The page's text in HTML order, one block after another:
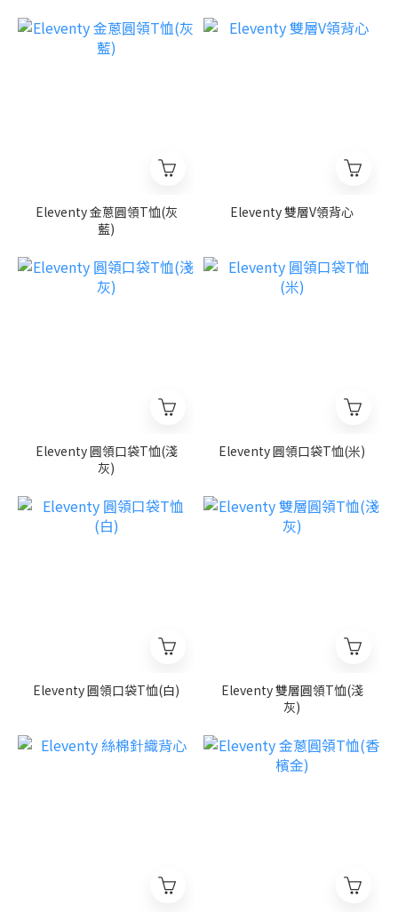
Eleventy 金蔥圓領T恤(灰
藍)
Eleventy 雙層V領背心
Eleventy 圓領口袋T恤(淺
灰)
Eleventy 圓領口袋T恤(米)
Eleventy 圓領口袋T恤(白)
Eleventy 雙層圓領T恤(淺
灰)